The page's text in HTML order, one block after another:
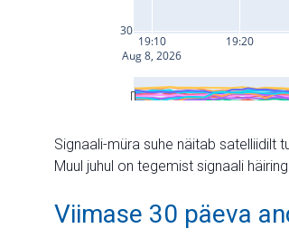
Signaali-müra suhe näitab satelliidilt
Muul juhul on tegemist signaali
Viimase 30 päeva